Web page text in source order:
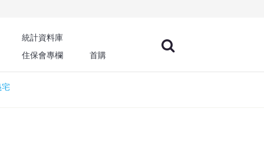
統計資料庫
住保會專欄
首購
宅